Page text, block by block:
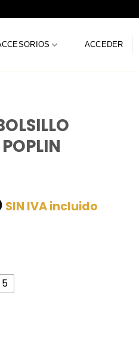
ACCEDER
SIN IVA incluido
5
PINZADO POPLIN RAYADO